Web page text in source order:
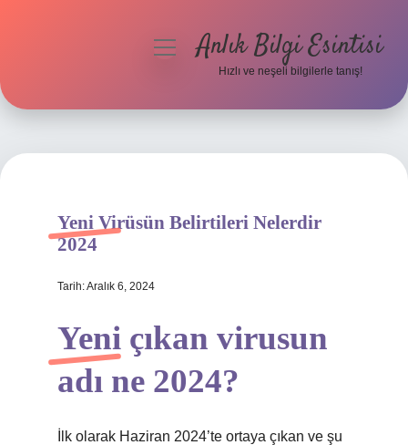
Hakkımızda
menüyüAnlık Bilgi Esintisi
Hızlı ve neşeli bilgilerle tanış!
Yeni Virüsün Belirtileri Nelerdir
2024
Tarih: Aralık 6, 2024
Yeni çıkan virusun
adı ne 2024?
İlk olarak Haziran 2024’te ortaya çıkan ve şu